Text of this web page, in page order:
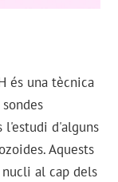
és una tècnica
l'estudi d'alguns
Aquests
al cap dels